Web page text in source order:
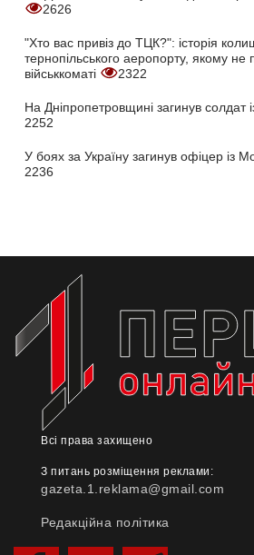
2626
"Хто вас привіз до ТЦК?": історія
тернопільського аеропорту, якому не
військкоматі
2322
На Дніпропетровщині загинув солдат
2252
У боях за Україну загинув офіцер із
2236
Всі права захищено
З питань розміщення реклами:
gazeta.1.reklama@gmail.com
Редакційна політика